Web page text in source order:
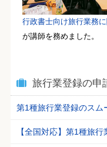
行政書士向け旅行業務
が講師を務めました。
旅行業登録の申
第1種旅行業登録のスム
【全国対応】第1種旅